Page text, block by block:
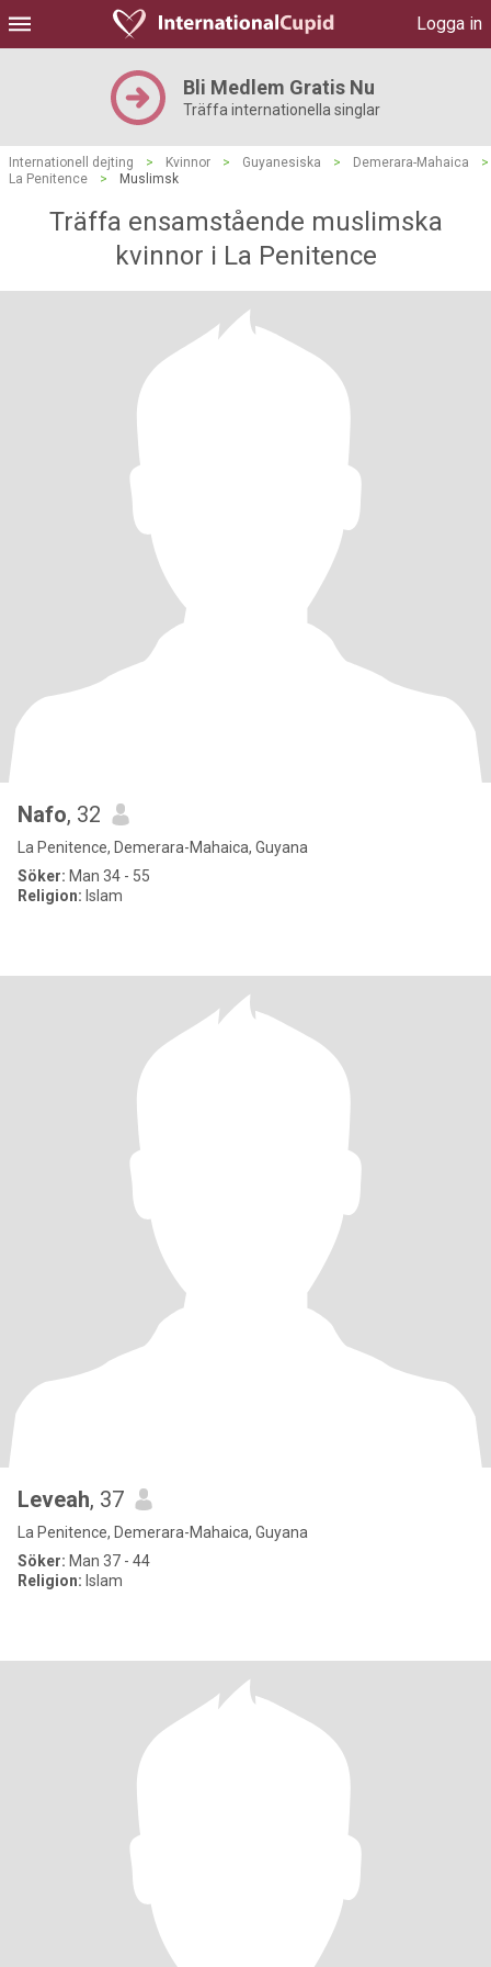
Logga in
Bli Medlem Gratis Nu
Träffa internationella singlar
Internationell dejting > Kvinnor > Guyanesiska > Demerara-Mahaica
>
La Penitence
> Muslimsk
Träffa ensamstående muslimska
kvinnor i La Penitence
Nafo, 32
La Penitence, Demerara-Mahaica, Guyana
Söker: Man 34 - 55
Religion: Islam
Leveah, 37
La Penitence, Demerara-Mahaica, Guyana
Söker: Man 37 - 44
Religion: Islam